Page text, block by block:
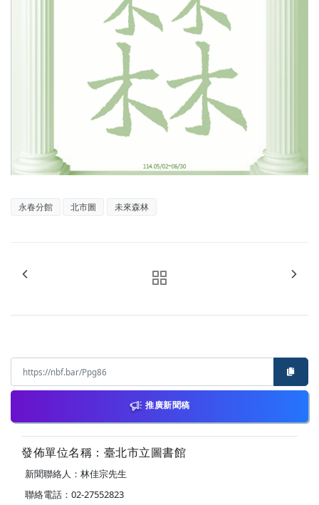
永春分館 北市圖 未來森林
推廣新聞稿
發佈單位名稱：臺北市立圖書館
新聞聯絡人：林佳宗先生
聯絡電話：02-27552823